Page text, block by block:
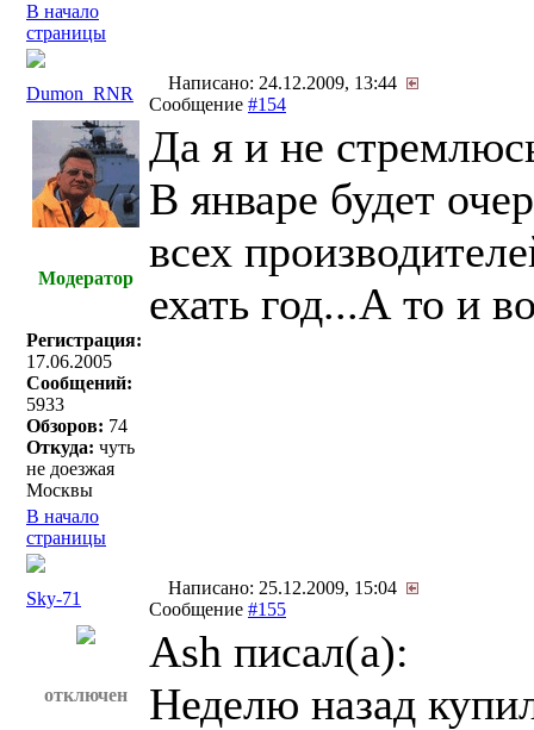
В начало
страницы
Dumon_RNR
Написано: 24.12.2009, 13:44
Сообщение #154
Модератор
Регистрация:
17.06.2005
Сообщений:
5933
Обзоров: 74
Откуда: чуть
не доезжая
Москвы
Да я и не
В январе будет
всех
ехать год...А то и
В начало
страницы
Sky-71
Написано: 25.12.2009, 15:04
Сообщение #155
отключен
Ash писал(a):
Неделю назад